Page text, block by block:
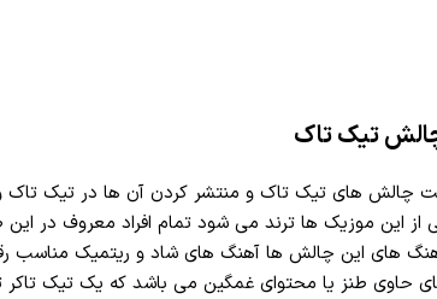
تیک تاک
چالش های تیک تاک و منتشر کردن آن ها در تیک تاک و
از این موزیک ها ترند می شود تمام افراد معروف در
های این چالش ها آهنگ های شاد و ریتمیک مناسب
حاوی طنز یا محتوای غمگین می باشد که یک تیک تاکر